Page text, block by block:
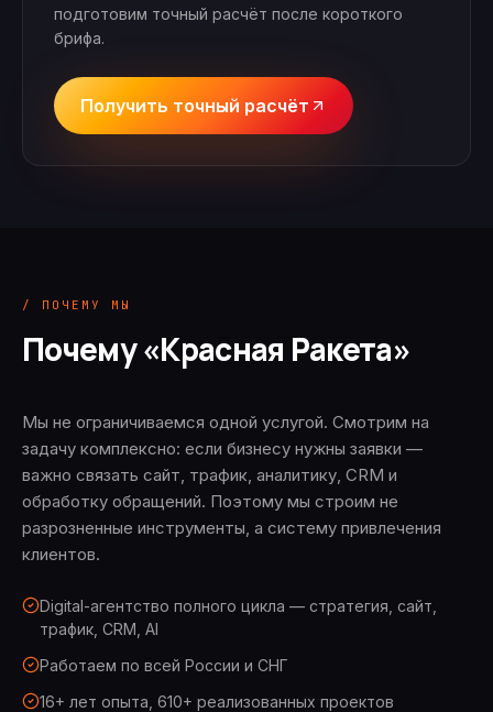
подготовим точный расчёт после короткого
брифа.
Получить точный расчёт
/ ПОЧЕМУ МЫ
Почему «Красная Ракета»
Мы не ограничиваемся одной услугой. Смотрим на
задачу комплексно: если бизнесу нужны заявки —
важно связать сайт, трафик, аналитику, CRM и
обработку обращений. Поэтому мы строим не
разрозненные инструменты, а систему привлечения
клиентов.
Digital-агентство полного цикла — стратегия, сайт,
трафик, CRM, AI
Работаем по всей России и СНГ
16+ лет опыта, 610+ реализованных проектов